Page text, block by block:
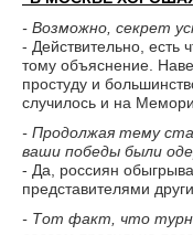
- Возможно, секрет
- Действительно,
тому объяснение.
простуду и
случилось и на
- Продолжая тему
ваши победы были
- Да, россиян
представителями
- Тот факт, что